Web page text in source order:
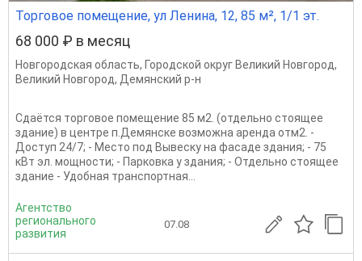
Торговое помещение, ул Ленина, 12, 85 м², 1/1 эт.
68 000 ₽ в месяц
Новгородская область, Городской округ Великий Новгород,
Великий Новгород, Демянский р-н
Сдаётся торговое помещение 85 м2. (отдельно стоящее
здание) в центре п.Демянске возможна аренда отм2. -
Доступ 24/7; - Место под Вывеску на фасаде здания; - 75
кВт эл. мощности; - Парковка у здания; - Отдельно стоящее
здание - Удобная транспортная...
Агентство
регионального
развития
07.08